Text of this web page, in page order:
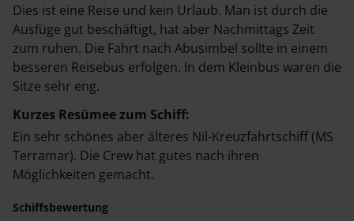
Dies ist eine Reise und kein Urlaub. Man ist durch die
Ausfüge gut beschäftigt, hat aber Nachmittags Zeit
zum ruhen. Die Fahrt nach Abusimbel sollte in einem
besseren Reisebus erfolgen. In dem Kleinbus waren die
Sitze sehr eng.
Kurzes Resümee zum Schiff:
Ein sehr schönes aber älteres Nil-Kreuzfahrtschiff (MS
Terramar). Die Crew hat gutes nach ihren
Möglichkeiten gemacht.
Schiffsbewertung